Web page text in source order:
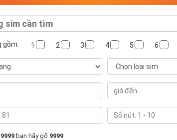
gồm: 1 2 3 4 5 6
9999 bạn hãy gõ 9999